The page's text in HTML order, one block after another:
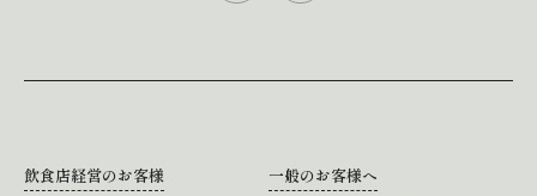
飲食店経営のお客様
一般のお客様へ